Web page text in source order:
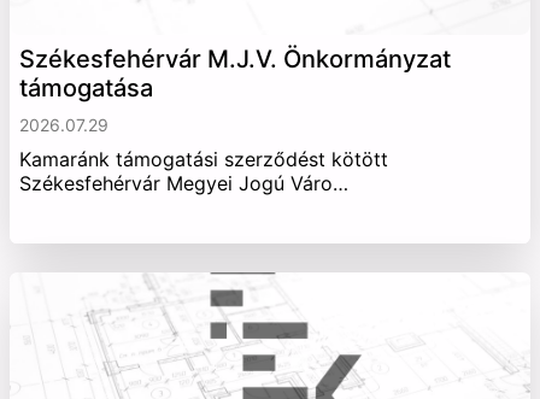
Székesfehérvár M.J.V. Önkormányzat
támogatása
2026.07.29
Kamaránk támogatási szerződést kötött
Székesfehérvár Megyei Jogú Váro…